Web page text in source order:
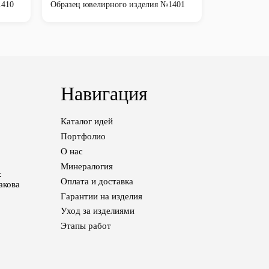
Образец ювелирного изделия №1401
Навигация
Каталог идей
Портфолио
О нас
Минералогия
Оплата и доставка
Гарантии на изделия
Уход за изделиями
Этапы работ